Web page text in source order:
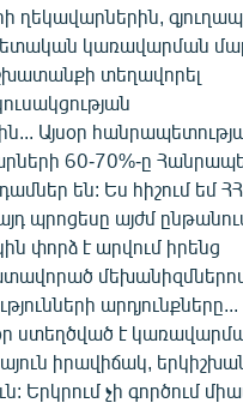
ղեկավարներին,
կառավարման
տեղավորել
Այսօր
60-70%-ը
են: Ես հիշում եմ
պրոցեսը այժմ
փորձ է արվում իրենց
արդյունքները...
ստեղծված է
իրավիճակ,
Երկրում չի գործում